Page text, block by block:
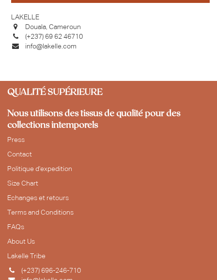
LAKELLE
Douala, Cameroun
(+237) 69 62 46710
info@lakelle.com
QUALITÉ SUPÉRIEURE
Nous utilisons des tissus de qualité pour des
collections intemporels
Press
Contact
Politique d'expedition
Size Chart
Echanges et retours
Terms and Conditions
FAQs
About Us
Lakelle Tribe
(+237) 696-246-710